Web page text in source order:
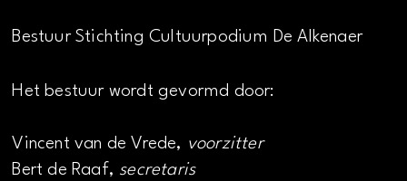
Bestuur Stichting Cultuurpodium De Alkenaer
Het bestuur wordt gevormd door:
Vincent van de Vrede, voorzitter
Bert de Raaf, secretaris